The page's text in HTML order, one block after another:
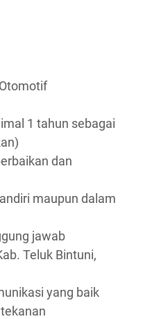
1 tahun sebagai
dan
maupun dalam
jawab
Teluk Bintuni,
yang baik